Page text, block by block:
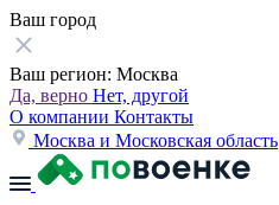
Ваш город
Ваш регион: Москва
Да, верно Нет, другой
О компании Контакты
Москва и Московская область